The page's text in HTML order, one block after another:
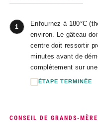
1
Enfournez à 180°C
environ. Le gâteau
centre doit ressortir
minutes avant de
complètement sur une
ÉTAPE TERMINÉE
CONSEIL DE GRANDS-